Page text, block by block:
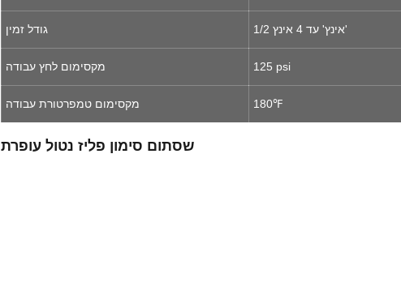
גודל זמין 1/2 אינץ' עד 4 אינץ'
מקסימום לחץ עבודה 125 psi
מקסימום טמפרטורת עבודה 180℉
שסתום סימון פליז נטול עופרת